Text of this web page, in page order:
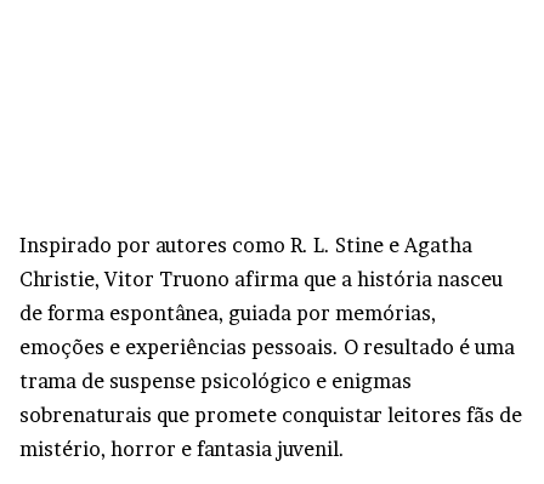
Inspirado por autores como R. L. Stine e Agatha
Christie, Vitor Truono afirma que a história nasceu
de forma espontânea, guiada por memórias,
emoções e experiências pessoais. O resultado é uma
trama de suspense psicológico e enigmas
sobrenaturais que promete conquistar leitores fãs de
mistério, horror e fantasia juvenil.